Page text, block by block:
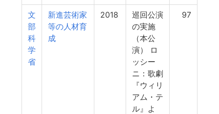
文
部
科
学
省
新進芸術家
等の人材育
成
2018
巡回公演
の実施
（本公
演） ロ
ッシー
ニ：歌劇
『ウィリ
アム・テ
ル』よ
97